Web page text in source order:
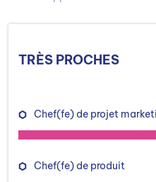
TRÈS PROCHES
Chef(fe) de projet
Chef(fe) de produit